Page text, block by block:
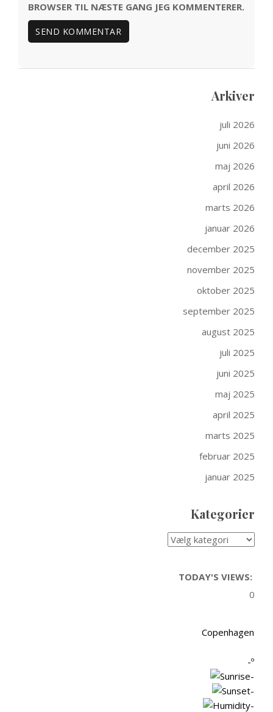
BROWSER TIL NÆSTE GANG JEG KOMMENTERER.
Arkiver
juli 2026
juni 2026
maj 2026
april 2026
marts 2026
januar 2026
december 2025
november 2025
oktober 2025
september 2025
august 2025
juli 2025
juni 2025
maj 2025
april 2025
marts 2025
februar 2025
januar 2025
Kategorier
TODAY'S VIEWS:
0
Copenhagen
-º
-
-
-